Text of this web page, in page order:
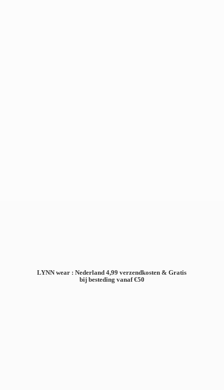
LYNN wear : Nederland 4,99 verzendkosten & Gratis
bij besteding vanaf €50